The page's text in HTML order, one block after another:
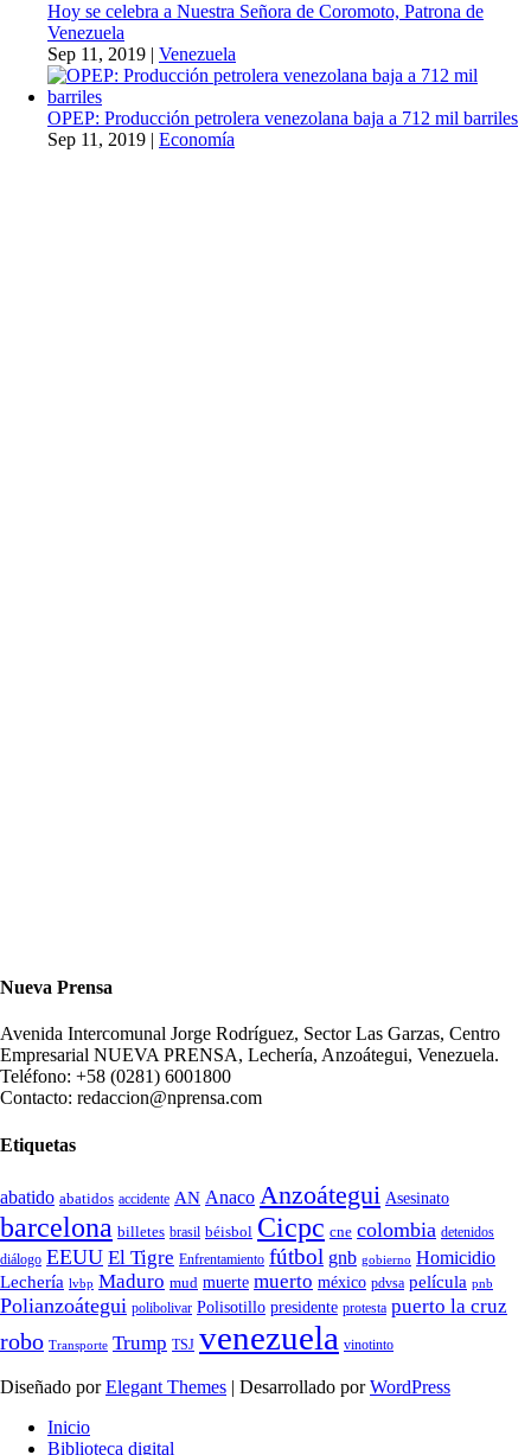
Hoy se celebra a Nuestra Señora de Coromoto, Patrona de
Venezuela
Sep 11, 2019 | Venezuela
OPEP: Producción petrolera venezolana baja a 712 mil barriles
Sep 11, 2019 | Economía
Nueva Prensa
Avenida Intercomunal Jorge Rodríguez, Sector Las Garzas, Centro
Empresarial NUEVA PRENSA, Lechería, Anzoátegui, Venezuela.
Teléfono: +58 (0281) 6001800
Contacto: redaccion@nprensa.com
Etiquetas
abatido abatidos accidente AN Anaco Anzoátegui Asesinato
barcelona billetes brasil béisbol Cicpc cne colombia detenidos
diálogo EEUU El Tigre Enfrentamiento fútbol gnb gobierno Homicidio
Lechería lvbp Maduro mud muerte muerto méxico pdvsa película pnb
Polianzoátegui polibolivar Polisotillo presidente protesta puerto la cruz
robo Transporte Trump TSJ venezuela vinotinto
Diseñado porElegant Themes | Desarrollado porWordPress
Inicio
Biblioteca digital